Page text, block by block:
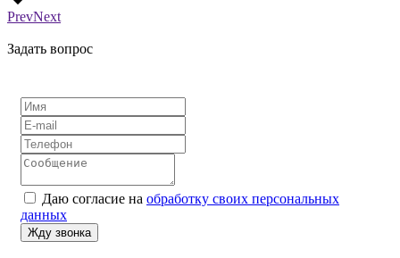
PrevNext
Задать вопрос
Даю согласие на обработку своих персональных
данных